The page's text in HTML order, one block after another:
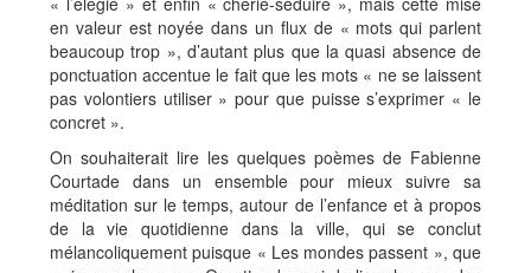
en valeur est noyée dans un flux de « mots qui parlent
beaucoup trop », d’autant plus que la quasi absence de
ponctuation accentue le fait que les mots « ne se laissent
pas volontiers utiliser » pour que puisse s’exprimer « le
concret ».
On souhaiterait lire les quelques poèmes de Fabienne
Courtade dans un ensemble pour mieux suivre sa
méditation sur le temps, autour de l’enfance et à propos
de la vie quotidienne dans la ville, qui se conclut
mélancoliquement puisque « Les mondes passent », que